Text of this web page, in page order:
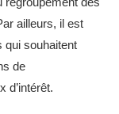
ailleurs, il est
qui souhaitent
de
d’intérêt.